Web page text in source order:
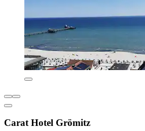
Carat Hotel Grömitz